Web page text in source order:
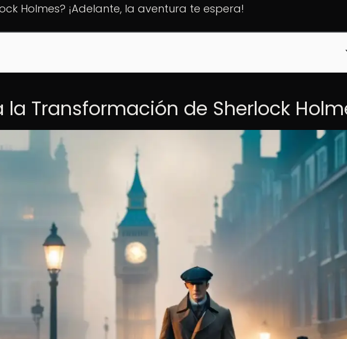
Holmes? ¡Adelante, la aventura te espera!
Transformación de Sherlock